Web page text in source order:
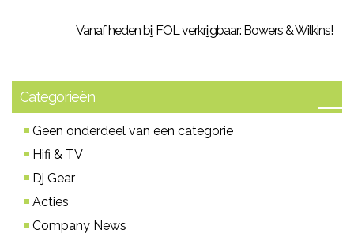
Vanaf heden bij FOL verkrijgbaar: Bowers & Wilkins!
Categorieën
Geen onderdeel van een categorie
Hifi & TV
Dj Gear
Acties
Company News